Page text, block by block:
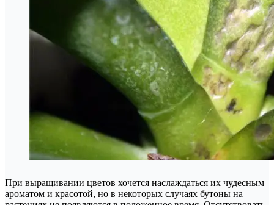
При выращивании цветов хочется наслаждаться их чудесным
ароматом и красотой, но в некоторых случаях бутоны на